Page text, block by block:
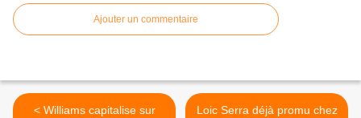
Ajouter un commentaire
< Williams capitalise sur
Loic Serra déjà promu chez